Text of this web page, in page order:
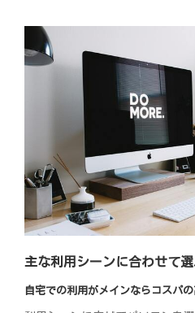
主な利用シーンに合わせて
自宅での利用がメインならコスパ